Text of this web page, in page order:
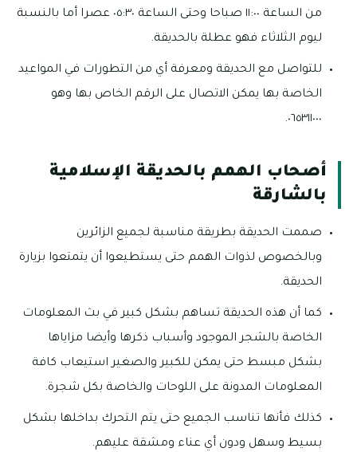
من الساعة ١١:٠٠ صباحا وحتى الساعة ٠٥:٣٠ عصرا أما بالنسبة
ليوم الثلاثاء فهو عطلة بالحديقة.
للتواصل مع الحديقة ومعرفة أي من التطورات في المواعيد
الخاصة بها يمكن الاتصال على الرقم الخاص بها وهو
٠٦٥٣١١٠٠٠.
أصحاب الهمم بالحديقة الإسلامية
بالشارقة
صممت الحديقة بطريقة مناسبة لجميع الزائرين
وبالخصوص لذوات الهمم حتى يستطيعوا أن يتمتعوا بزيارة
الحديقة.
كما أن هذه الحديقة تساهم بشكل كبير في بث المعلومات
الخاصة بالشجر الموجود وأسباب ذكرها وأيضا مزاياها
بشكل مبسط حتى يمكن للكبير والصغير استيعاب كافة
المعلومات المدونة على اللوحات والخاصة بكل شجرة.
كذلك فأنها تناسب الجميع حتى يتم التحرك بداخلها بشكل
بسيط وسهل ودون أي عناء ومشقة عليهم.